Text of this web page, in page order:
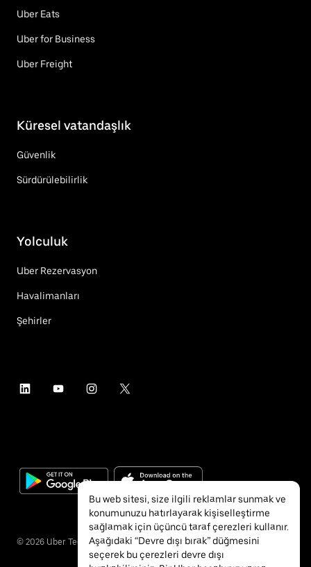
Uber Eats
Uber for Business
Uber Freight
Küresel vatandaşlık
Güvenlik
Sürdürülebilirlik
Yolculuk
Uber Rezervasyon
Havalimanları
Şehirler
© 2026 Uber Technologies Inc.
Bu web sitesi, size ilgili reklamlar sunmak ve
konumunuzu hatırlayarak kişiselleştirme
sağlamak için üçüncü taraf çerezleri kullanır.
Aşağıdaki “Devre dışı bırak” düğmesini
seçerek bu çerezleri devre dışı